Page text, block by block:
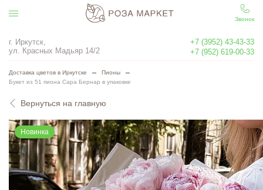
Звонок
г. Иркутск,
ул. Красных Мадьяр 14/2
+7 (3952) 43-43-33
+7 (952) 619-00-33
Доставка цветов в Иркутске
Пионы
Букет из 51 пиона Сара Бернар в упаковке
Вернуться на главную
Новинка